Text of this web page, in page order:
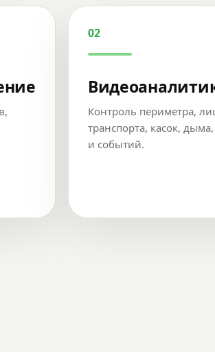
02
Контроль периметра,
транспорта, касок,
и событий.